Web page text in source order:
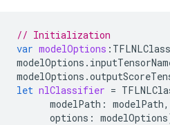
// Initialization
var modelOptions :
modelOptions .
modelOptions .
let nlClassifier =
modelPath : modelPath,
options : modelOptions